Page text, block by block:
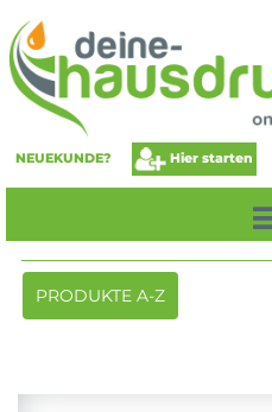
NEUEKUNDE? Hier starten
Toggle
navigation
PRODUKTE A-Z